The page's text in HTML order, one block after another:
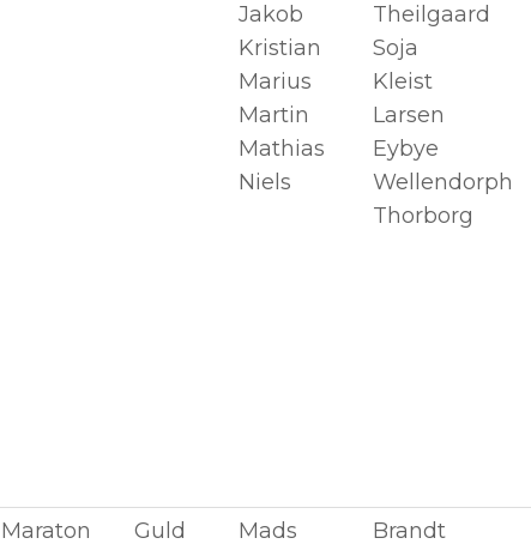
Jakob
Kristian
Marius
Martin
Mathias
Niels
Theilgaard
Soja
Kleist
Larsen
Eybye
Wellendorph
Thorborg
Maraton
Guld Mads
Brandt